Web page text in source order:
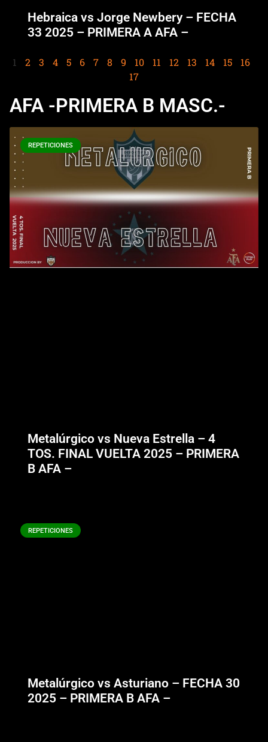
Hebraica vs Jorge Newbery – FECHA
33 2025 – PRIMERA A AFA –
1 2 3 4 5 6 7 8 9 10 11 12 13 14 15
16
17
AFA -PRIMERA B MASC.-
REPETICIONES
Metalúrgico vs Nueva Estrella – 4
TOS. FINAL VUELTA 2025 – PRIMERA
B AFA –
REPETICIONES
Metalúrgico vs Asturiano – FECHA 30
2025 – PRIMERA B AFA –